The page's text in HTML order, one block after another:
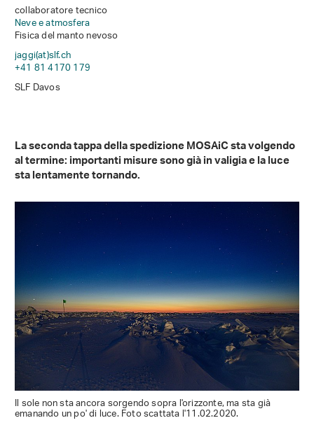
collaboratore tecnico
Neve e atmosfera
Fisica del manto nevoso
jaggi(at)slf.ch
+41 81 4170 179
SLF Davos
La seconda tappa della spedizione MOSAiC sta volgendo
al termine: importanti misure sono già in valigia e la luce
sta lentamente tornando.
Il sole non sta ancora sorgendo sopra l'orizzonte, ma sta già
emanando un po' di luce. Foto scattata l'11.02.2020.